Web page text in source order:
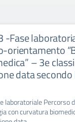
-Fase
orientamento
– 3e
data
laboratoriale Percorso
con curvatura